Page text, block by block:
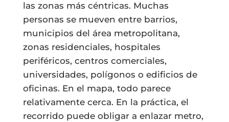
las zonas más céntricas. Muchas
personas se mueven entre barrios,
municipios del área metropolitana,
zonas residenciales, hospitales
periféricos, centros comerciales,
universidades, polígonos o edificios de
oficinas. En el mapa, todo parece
relativamente cerca. En la práctica, el
recorrido puede obligar a enlazar metro,